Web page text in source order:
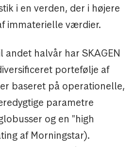
i en verden, der i højere
immaterielle værdier.
andet halvår har SKAGEN
portefølje af
baseret på operationelle,
parametre
og en "high
af Morningstar).